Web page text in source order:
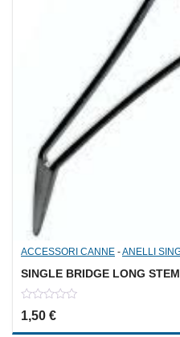
ACCESSORI CANNE -ANELLI
SINGLE BRIDGE LONG
0
out
of
1,50 €